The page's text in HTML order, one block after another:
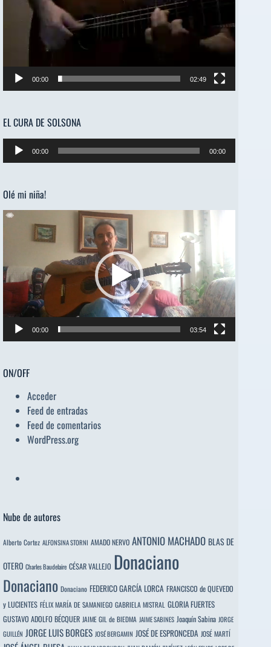
00:00 02:49
EL CURA DE SOLSONA
Reproductor
de
00:00 00:00
Olé mi niña!
Reproductor
00:00 03:54
ON/OFF
Acceder
Feed de entradas
Feed de comentarios
WordPress.org
Nube de autores
Alberto Cortez ALFONSINA STORNI AMADO NERVO ANTONIO MACHADO BLAS DE
OTERO Charles Baudelaire CÉSAR VALLEJO Donaciano
Donaciano Donaciano FEDERICO GARCÍA LORCA FRANCISCO de QUEVEDO
y LUCIENTES FÉLIX MARÍA DE SAMANIEGO GABRIELA MISTRAL GLORIA FUERTES
GUSTAVO ADOLFO BÉCQUER JAIME GIL de BIEDMA JAIME SABINES Joaquín Sabina JORGE
GUILLÉN JORGE LUIS BORGES JOSÉ BERGAMIN JOSÉ DE ESPRONCEDA JOSÉ MARTÍ